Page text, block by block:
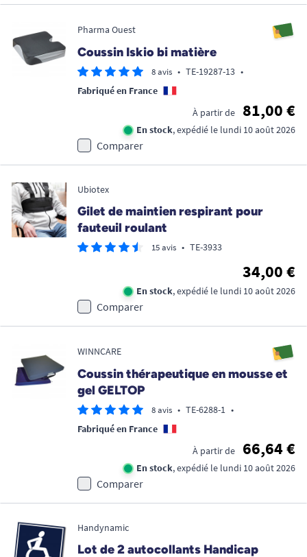
Pharma Ouest
Coussin Iskio bi matière
8 avis • TE-19287-13 •
Fabriqué en France
À partir de
81,00 €
En stock, expédié le lundi 10 août 2026
Comparer
Ubiotex
Gilet de maintien respirant pour
fauteuil roulant
15 avis • TE-3933
34,00 €
En stock, expédié le lundi 10 août 2026
Comparer
WINNCARE
Coussin thérapeutique en mousse et
gel GELTOP
8 avis • TE-6288-1 •
Fabriqué en France
À partir de
66,64 €
En stock, expédié le lundi 10 août 2026
Comparer
Handynamic
Lot de 2 autocollants Handicap